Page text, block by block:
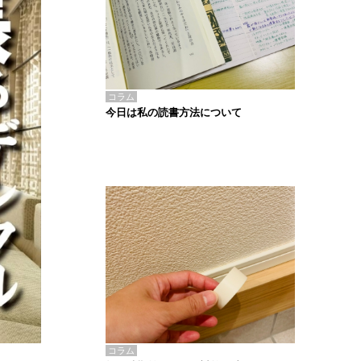
コラム
今日は私の読書方法について
コラム